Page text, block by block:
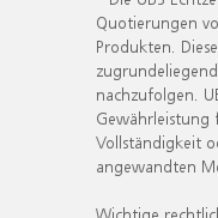
Quotierungen
Produkten.
nachzufolgen.
Gewährleistung
Vollständigkeit
angewandten